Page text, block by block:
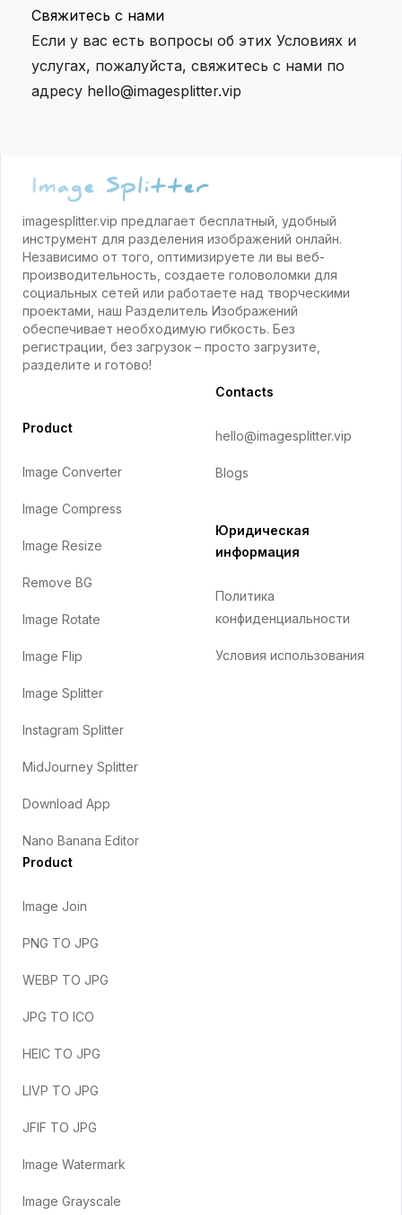
Свяжитесь с нами
Если у вас есть вопросы об этих Условиях и
услугах, пожалуйста, свяжитесь с нами по
адресу hello@imagesplitter.vip
imagesplitter.vip предлагает бесплатный, удобный
инструмент для разделения изображений онлайн.
Независимо от того, оптимизируете ли вы веб-
производительность, создаете головоломки для
социальных сетей или работаете над творческими
проектами, наш Разделитель Изображений
обеспечивает необходимую гибкость. Без
регистрации, без загрузок – просто загрузите,
разделите и готово!
Product
Image Converter
Image Compress
Image Resize
Remove BG
Image Rotate
Image Flip
Image Splitter
Instagram Splitter
MidJourney Splitter
Download App
Nano Banana Editor
Product
Image Join
PNG TO JPG
WEBP TO JPG
JPG TO ICO
HEIC TO JPG
LIVP TO JPG
JFIF TO JPG
Image Watermark
Image Grayscale
Contacts
hello@imagesplitter.vip
Blogs
Юридическая
информация
Политика
конфиденциальности
Условия использования